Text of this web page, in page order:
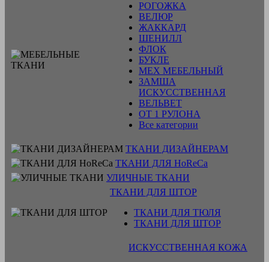
РОГОЖКА
ВЕЛЮР
ЖАККАРД
ШЕНИЛЛ
ФЛОК
БУКЛЕ
МЕХ МЕБЕЛЬНЫЙ
ЗАМША
ИСКУССТВЕННАЯ
ВЕЛЬВЕТ
ОТ 1 РУЛОНА
Все категории
ТКАНИ ДИЗАЙНЕРАМ
ТКАНИ ДЛЯ HoReCa
УЛИЧНЫЕ ТКАНИ
ТКАНИ ДЛЯ ШТОР
ТКАНИ ДЛЯ ТЮЛЯ
ТКАНИ ДЛЯ ШТОР
ИСКУССТВЕННАЯ КОЖА